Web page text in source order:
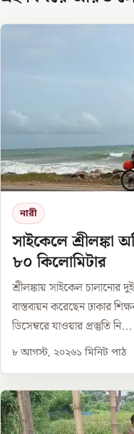
নারী
সাইকেলে শ্রীলঙ্কা
৮০ কিলোমিটার
শ্রীলঙ্কায় সাইকেল চালানোর
বাস্তবায়ন করেছেন ঢাকার
ডিসেম্বরে যাওয়ার প্রস্তুতি নি...
৮ আগস্ট, ২০২৬১ মিনিট পাঠ